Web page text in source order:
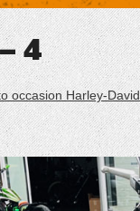
4
occasion Harley-